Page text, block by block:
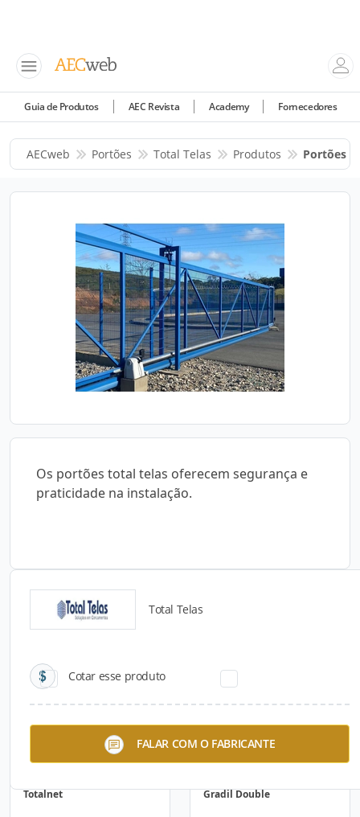
Guia de Produtos AEC Revista Academy Fornecedores
AECweb Portões Total Telas Produtos Portões
Os portões total telas oferecem segurança e
praticidade na instalação.
Total Telas
Cotar esse produto
FALAR COM O FABRICANTE
Catálogos para Download
Totalnet Gradil Double